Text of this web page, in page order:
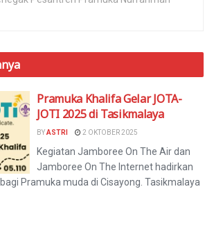
Pramuka Khalifa Gelar JOTA-
JOTI 2025 di Tasikmalaya
BYASTRI 2 OKTOBER 2025
Kegiatan Jamboree On The Air dan
Jamboree On The Internet hadirkan
Pramuka muda di Cisayong. Tasikmalaya